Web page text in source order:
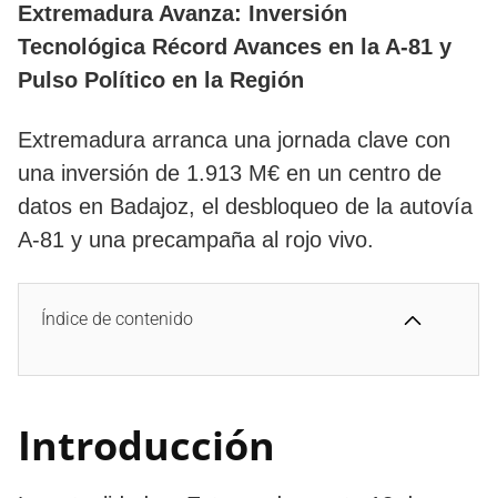
Extremadura Avanza: Inversión
Tecnológica Récord Avances en la A-81 y
Pulso Político en la Región
Extremadura arranca una jornada clave con
una inversión de 1.913 M€ en un centro de
datos en Badajoz, el desbloqueo de la autovía
A-81 y una precampaña al rojo vivo.
Índice de contenido
Introducción